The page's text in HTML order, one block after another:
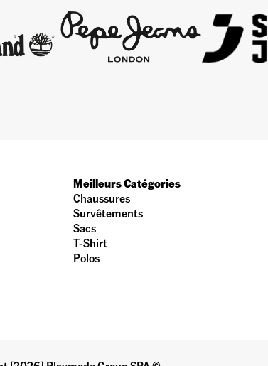
Meilleurs Catégories
Chaussures
Survêtements
Sacs
T-Shirt
Polos